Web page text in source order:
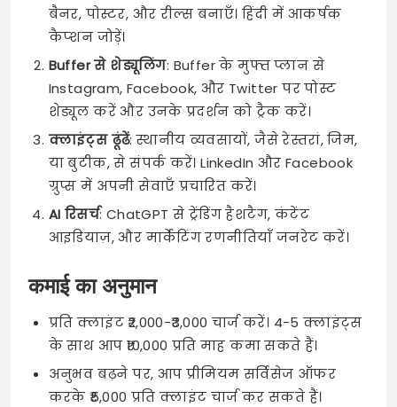
बैनर, पोस्टर, और रील्स बनाएँ। हिंदी में आकर्षक
कैप्शन जोड़ें।
Buffer से शेड्यूलिंग: Buffer के मुफ्त प्लान से
Instagram, Facebook, और Twitter पर पोस्ट
शेड्यूल करें और उनके प्रदर्शन को ट्रैक करें।
क्लाइंट्स ढूंढें: स्थानीय व्यवसायों, जैसे रेस्तरां, जिम,
या बुटीक, से संपर्क करें। LinkedIn और Facebook
ग्रुप्स में अपनी सेवाएँ प्रचारित करें।
AI रिसर्च: ChatGPT से ट्रेंडिंग हैशटैग, कंटेंट
आइडियाज़, और मार्केटिंग रणनीतियाँ जनरेट करें।
कमाई का अनुमान
प्रति क्लाइंट ₹2,000-₹3,000 चार्ज करें। 4-5 क्लाइंट्स
के साथ आप ₹10,000 प्रति माह कमा सकते हैं।
अनुभव बढ़ने पर, आप प्रीमियम सर्विसेज ऑफर
करके ₹5,000 प्रति क्लाइंट चार्ज कर सकते हैं।